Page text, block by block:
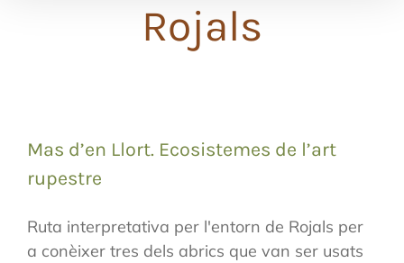
Rojals
Mas d’en Llort. Ecosistemes de l’art
rupestre
Ruta interpretativa per l'entorn de Rojals per
a conèixer tres dels abrics que van ser usats